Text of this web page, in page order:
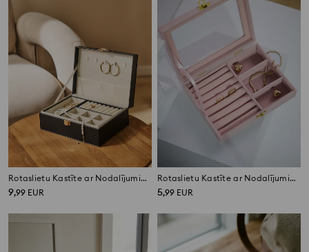
Rotaslietu Kastīte ar Nodalījumiem
9,99 EUR
Rotaslietu Kastīte ar Nodalījumiem
5,99 EUR